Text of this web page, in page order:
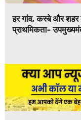
हर गांव, कस्बे और शहर
प्राथमिकता-